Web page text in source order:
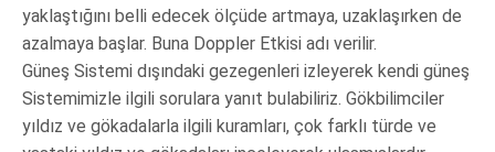
yaklaştığını belli edecek ölçüde artmaya, uzaklaşırken de
azalmaya başlar. Buna Doppler Etkisi adı verilir.
Güneş Sistemi dışındaki gezegenleri izleyerek kendi güneş
Sistemimizle ilgili sorulara yanıt bulabiliriz. Gökbilimciler
yıldız ve gökadalarla ilgili kuramları, çok farklı türde ve